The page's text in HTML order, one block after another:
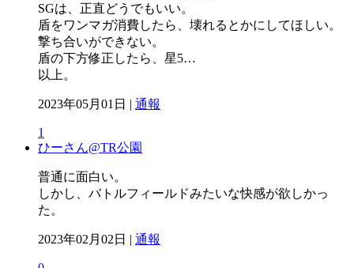
SGは、正直どうでもいい。
盾をワンマガ消費したら、壊れるとかにしてほしい。
撃ち合いができない。
盾の下方修正したら、星5…
以上。
2023年05月01日 | 通報
1
ひーさん@TR公園
普通に面白い。
しかし、バトルフィールドみたいな快感が欲しかっ
た。
2023年02月02日 | 通報